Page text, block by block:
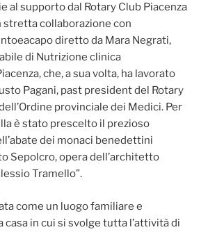
al supporto dal Rotary Club Piacenza
stretta collaborazione con
diretto da Mara Negrati,
di Nutrizione clinica
che, a sua volta, ha lavorato
Pagani, past president del Rotary
provinciale dei Medici. Per
è stato prescelto il prezioso
dei monaci benedettini
Sepolcro, opera dell’architetto
Tramello”.
come un luogo familiare e
in cui si svolge tutta l’attività di